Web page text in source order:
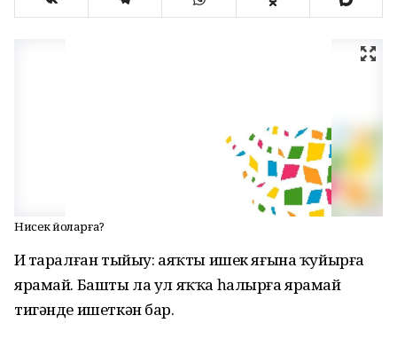
Нисек йоҡларға?
Иң таралған тыйыу: аяҡты ишек яғына ҡуйырға
ярамай. Башты ла ул яҡҡа һалырға ярамай
тигәнде ишеткән бар.